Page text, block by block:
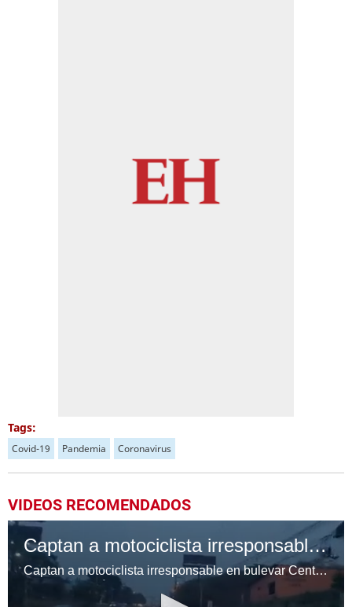
Tags:
Covid-19 Pandemia Coronavirus
VIDEOS RECOMENDADOS
Captan a motociclista irresponsable en bulevar Centroamérica
Captan a motociclista irresponsable en bulevar Centroamérica